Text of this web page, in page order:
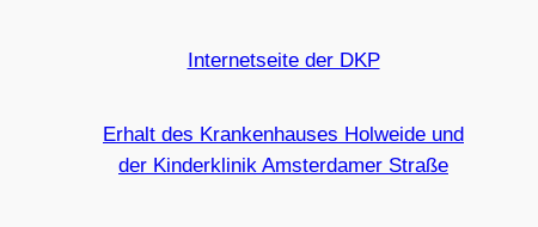
Internetseite der DKP
Erhalt des Krankenhauses Holweide und
der Kinderklinik Amsterdamer Straße